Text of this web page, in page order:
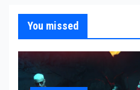
You missed